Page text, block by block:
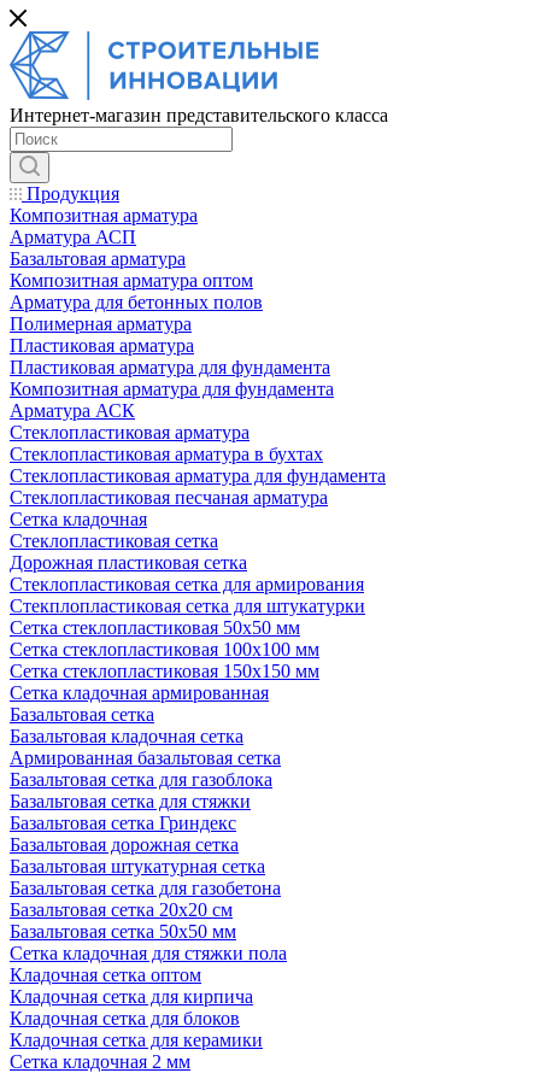
Интернет-магазин представительского класса
Продукция
Композитная арматура
Арматура АСП
Базальтовая арматура
Композитная арматура оптом
Арматура для бетонных полов
Полимерная арматура
Пластиковая арматура
Пластиковая арматура для фундамента
Композитная арматура для фундамента
Арматура АСК
Cтеклопластиковая арматура
Стеклопластиковая арматура в бухтах
Стеклопластиковая арматура для фундамента
Стеклопластиковая песчаная арматура
Сетка кладочная
Стеклопластиковая сетка
Дорожная пластиковая сетка
Стеклопластиковая сетка для армирования
Стекплопластиковая сетка для штукатурки
Сетка стеклопластиковая 50x50 мм
Сетка стеклопластиковая 100x100 мм
Сетка стеклопластиковая 150x150 мм
Сетка кладочная армированная
Базальтовая сетка
Базальтовая кладочная сетка
Армированная базальтовая сетка
Базальтовая сетка для газоблока
Базальтовая сетка для стяжки
Базальтовая сетка Гриндекс
Базальтовая дорожная сетка
Базальтовая штукатурная сетка
Базальтовая сетка для газобетона
Базальтовая сетка 20x20 см
Базальтовая сетка 50x50 мм
Сетка кладочная для стяжки пола
Кладочная сетка оптом
Кладочная сетка для кирпича
Кладочная сетка для блоков
Кладочная сетка для керамики
Сетка кладочная 2 мм